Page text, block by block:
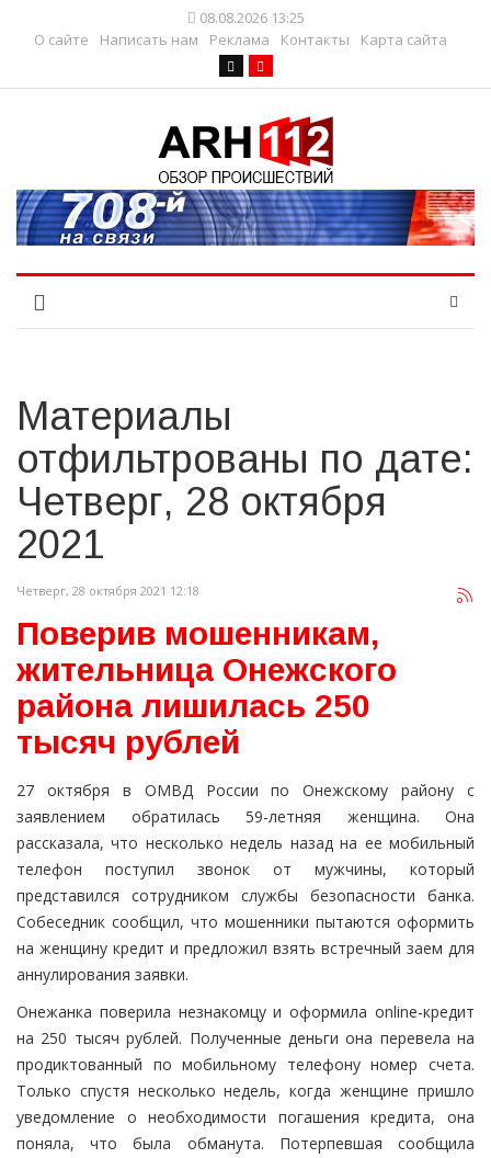
08.08.2026 13:25
О сайте
Написать нам Реклама Контакты Карта сайта
Материалы
отфильтрованы по дате:
Четверг, 28 октября
2021
Четверг, 28 октября 2021 12:18
Поверив мошенникам,
жительница Онежского
района лишилась 250
тысяч рублей
27 октября в ОМВД России по Онежскому району с
заявлением обратилась 59-летняя женщина. Она
рассказала, что несколько недель назад на ее мобильный
телефон поступил звонок от мужчины, который
представился сотрудником службы безопасности банка.
Собеседник сообщил, что мошенники пытаются оформить
на женщину кредит и предложил взять встречный заем для
аннулирования заявки.
Онежанка поверила незнакомцу и оформила online-кредит
на 250 тысяч рублей. Полученные деньги она перевела на
продиктованный по мобильному телефону номер счета.
Только спустя несколько недель, когда женщине пришло
уведомление о необходимости погашения кредита, она
поняла, что была обманута. Потерпевшая сообщила